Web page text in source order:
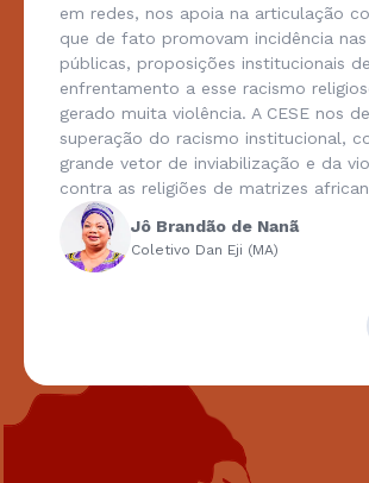
em redes, nos apoia na articulação
que de fato promovam incidência
públicas, proposições institucionais de
enfrentamento a esse racismo
gerado muita violência. A CESE nos
superação do racismo institucional,
grande vetor de inviabilização e da
contra as religiões de matrizes
Jô Brandão de Nanã
Coletivo Dan Eji (MA)